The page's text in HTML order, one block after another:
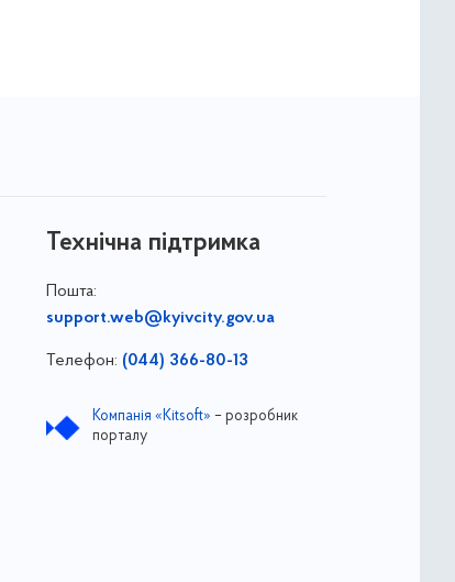
Технічна підтримка
Пошта:
support.web@kyivcity.gov.ua
Телефон: (044) 366-80-13
Компанія «Kitsoft» – розробник
порталу